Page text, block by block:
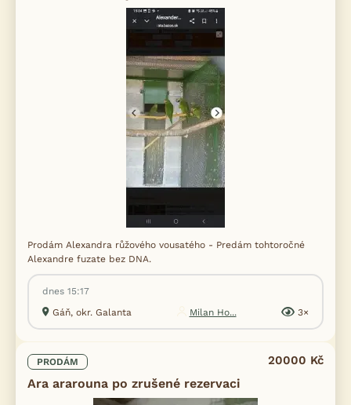
Prodám Alexandra růžového vousatého - Predám tohtoročné
Alexandre fuzate bez DNA.
dnes 15:17
Gáň, okr. Galanta
Milan Ho... 3×
PRODÁM
Ara ararouna po zrušené rezervaci
20000 Kč